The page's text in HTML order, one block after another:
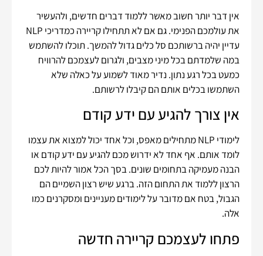
אין דבר יותר חשוב מאשר ללמוד דברים חדשים, ולהעשיר
את עולמכם הפנימי. גם אם לא תתחילו קריירה כמדריכי NLP
עדיין יהיה ברשותכם סל כלים גדול להמשך. תוכלו להשתמש
במה שלמדתם בכל מיני מצבים, ולגרום לעצמכם להרוויח
כמעט בכל רגע נתון. נדיר מאוד לשמוע על כאלה שלא
השתמשו בכלים אותם הם קיבלו לרשותם.
אין צורך להגיע עם ידע קודם
לימודי NLP מתחילים מאפס, וכל אחד יכול למצוא את עצמו
לומד אותם. אף אחד לא ידרוש מכם להגיע עם ידע קודם או
הבנה מעמיקה בתחומים שונים. בסך הכל אמור להיות לכם
הרצון ללמוד את התחום הזה. ברגע שיש רצון השמיים הם
הגבול, בטח אם מדובר על לימודים מעניינים ומסקרנים כמו
אלה.
פתחו לעצמכם קריירה חדשה